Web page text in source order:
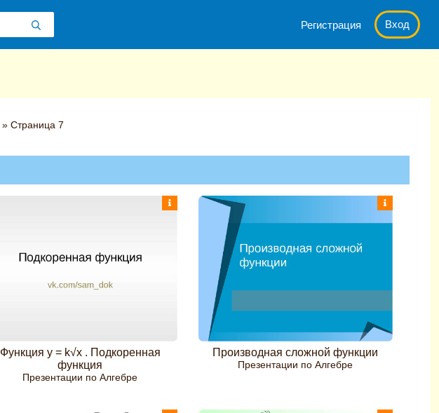
Регистрация Вход
» Страница 7
Функция y = k√x . Подкоренная
функция
Презентации по Алгебре
Производная сложной функции
Презентации по Алгебре